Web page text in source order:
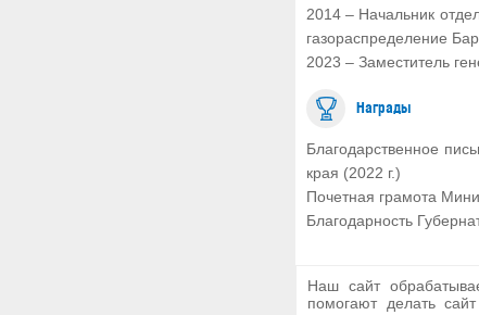
2014 – Начальник
газораспределение
2023 – Заместитель
Награды
Благодарственное
края (2022 г.)
Почетная грамота
Благодарность
Наш сайт
помогают делать